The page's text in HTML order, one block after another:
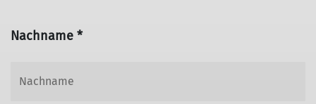
Nachname *